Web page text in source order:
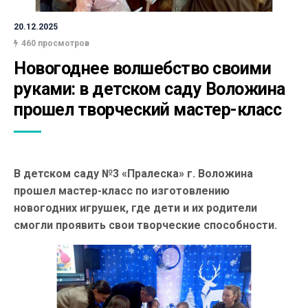
20.12.2025
460 просмотров
Новогоднее волшебство своими
руками: в детском саду Воложина
прошел творческий мастер-класс
В детском саду №3 «Пралеска» г. Воложина
прошел мастер-класс по изготовлению
новогодних игрушек, где дети и их родители
смогли проявить свои творческие способности.